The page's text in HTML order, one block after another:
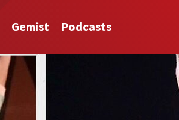
Gemist Podcasts